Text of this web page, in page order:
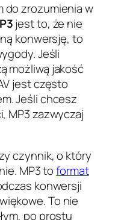
do zrozumienia w
jest to, że nie
konwersję, to
Jeśli
możliwą jakość
jest często
Jeśli chcesz
MP3 zazwyczaj
czynnik, o który
MP3 toformat
konwersji
To nie
po prostu